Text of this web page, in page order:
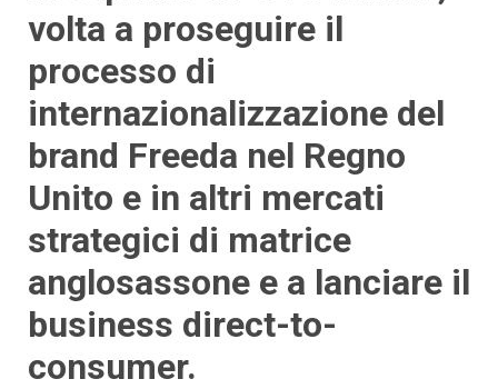
volta a proseguire il
processo di
internazionalizzazione del
brand Freeda nel Regno
Unito e in altri mercati
strategici di matrice
anglosassone e a lanciare il
business direct-to-
consumer.